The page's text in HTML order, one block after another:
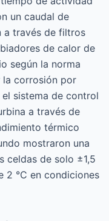
un caudal de
a través de filtros
de calor de
según la norma
la corrosión por
sistema de control
a través de
térmico
mostraron una
celdas de solo ±1,5
2 °C en condiciones